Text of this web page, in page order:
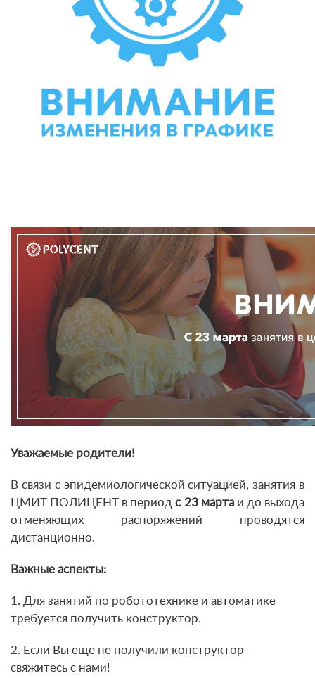
Уважаемые родители!
В связи с эпидемиологической ситуацией, занятия в
ЦМИТ ПОЛИЦЕНТ в периодс 23 мартаи до выхода
отменяющих распоряжений проводятся
дистанционно.
Важные аспекты:
1. Для занятий по робототехнике и автоматике
требуется получить конструктор.
2. Если Вы еще не получили конструктор -
свяжитесь с нами!